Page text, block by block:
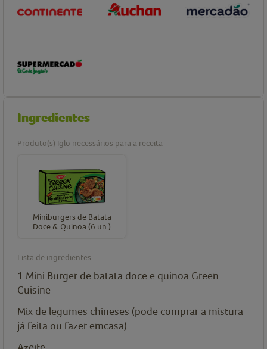
Ingredientes
Produto(s) Iglo necessários para a receita
Miniburgers de Batata
Doce & Quinoa (6 un.)
Lista de ingredientes
1 Mini Burger de batata doce e quinoa Green
Cuisine
Mix de legumes chineses (pode comprar a mistura
já feita ou fazer emcasa)